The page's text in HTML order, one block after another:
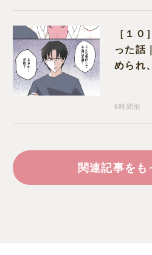
［１
った話
められ
6時間前
関連記事をも